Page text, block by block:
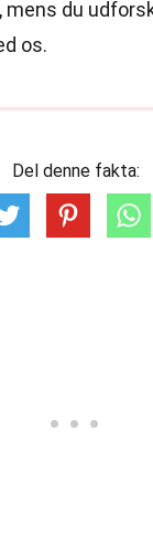
du
os.
Del denne fakta: